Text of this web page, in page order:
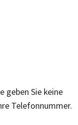
geben Sie keine
Telefonnummer.